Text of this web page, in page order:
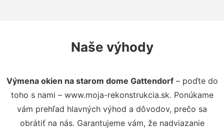
Naše výhody
Výmena okien na starom dome Gattendorf– poďte do
toho s nami – www.moja-rekonstrukcia.sk. Ponúkame
vám prehľad hlavných výhod a dôvodov, prečo sa
obrátiť na nás. Garantujeme vám, že nadviazanie